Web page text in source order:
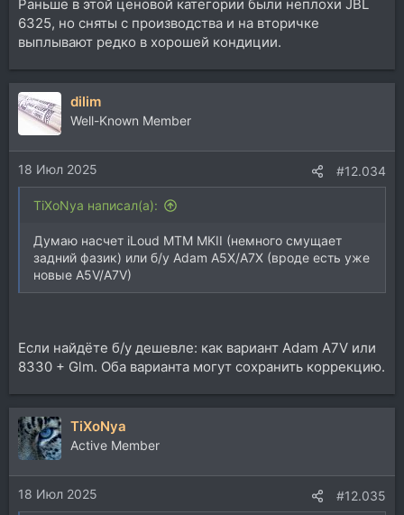
Раньше в этой ценовой категории были неплохи JBL
6325, но сняты с производства и на вторичке
выплывают редко в хорошей кондиции.
dilim
Well-Known Member
18 Июл 2025 #12.034
TiXoNya написал(а):
Думаю насчет iLoud MTM MKII (немного смущает
задний фазик) или б/у Adam A5X/A7X (вроде есть уже
новые A5V/A7V)
Если найдёте б/у дешевле: как вариант Adam A7V или
8330 + Glm. Оба варианта могут сохранить коррекцию.
TiXoNya
Active Member
18 Июл 2025 #12.035